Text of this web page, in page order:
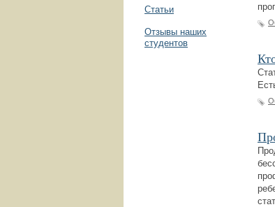
Статьи
Отзывы наших
студентов